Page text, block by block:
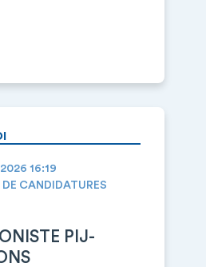
16:19
CANDIDATURES
PIJ-